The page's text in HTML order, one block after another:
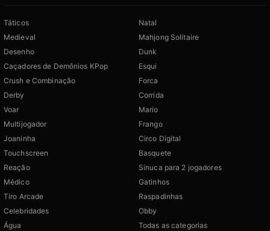
Táticos
Medieval
Desenho
Caçadores de Demônios KPop
Crush e Combinação
Derby
Voar
Multijogador
Joaninha
Touchscreen
Reação
Médico
Tiro Arcade
Celebridades
Água
Natal
Mahjong Solitaire
Dunk
Esqui
Forca
Corrida
Mario
Frango
Circo Digital
Basquete
Sinuca para 2 jogadores
Gatinhos
Raspadinhas
Obby
Todas as categorias